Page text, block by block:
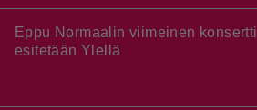
Eppu Normaalin viimeinen konsertti
esitetään Ylellä